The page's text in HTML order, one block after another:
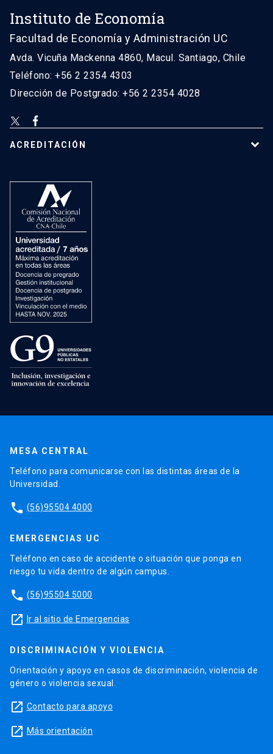
Instituto de Economía
Facultad de Economía y Administración UC
Avda. Vicuña Mackenna 4860, Macul. Santiago, Chile
Teléfono: +56 2 2354 4303
Dirección de Postgrado: +56 2 2354 4028
ACREDITACIÓN
MESA CENTRAL
Teléfono para comunicarse con las distintas áreas de la
Universidad.
phone (56)95504 4000
EMERGENCIAS UC
Teléfono en caso de accidente o situación que ponga en
riesgo tu vida dentro de algún campus.
phone (56)95504 5000
launch Ir al sitio de Emergencias
DISCRIMINACIÓN Y VIOLENCIA
Orientación y apoyo en casos de discriminación, violencia de
género o violencia sexual.
launch Contacto para apoyo
launch Más orientación